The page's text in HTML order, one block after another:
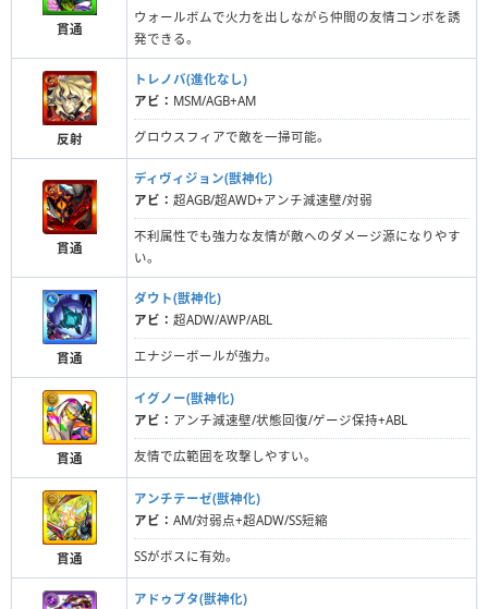
貫通
ウォールボムで火力を出しながら仲間の友情コンボを誘
発できる。
反射
トレノバ(進化なし)
アビ： MSM/AGB+AM
グロウスフィアで敵を一掃可能。
貫通
ディヴィジョン(獣神化)
アビ： 超AGB/超AWD+アンチ減速壁/対弱
不利属性でも強力な友情が敵へのダメージ源になりやす
い。
貫通
ダウト(獣神化)
アビ： 超ADW/AWP/ABL
エナジーボールが強力。
貫通
イグノー(獣神化)
アビ： アンチ減速壁/状態回復/ゲージ保持+ABL
友情で広範囲を攻撃しやすい。
貫通
アンチテーゼ(獣神化)
アビ： AM/対弱点+超ADW/SS短縮
SSがボスに有効。
アドゥブタ(獣神化)